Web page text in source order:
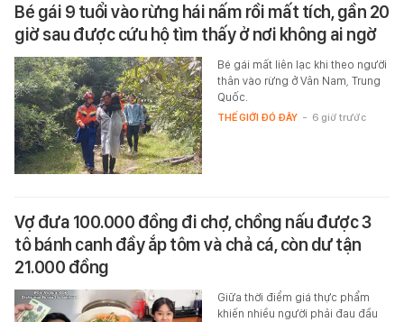
Bé gái 9 tuổi vào rừng hái nấm rồi mất tích, gần 20
giờ sau được cứu hộ tìm thấy ở nơi không ai ngờ
Bé gái mất liên lạc khi theo người
thân vào rừng ở Vân Nam, Trung
Quốc.
THẾ GIỚI ĐÓ ĐÂY - 6 giờ trước
Vợ đưa 100.000 đồng đi chợ, chồng nấu được 3
tô bánh canh đầy ắp tôm và chả cá, còn dư tận
21.000 đồng
Giữa thời điểm giá thực phẩm
khiến nhiều người phải đau đầu